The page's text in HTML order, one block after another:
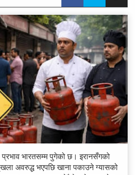
प्रभाव भारतसम्म पुगेको छ। इरानसँगको
अवरुद्ध भएपछि खाना पकाउने ग्यासको